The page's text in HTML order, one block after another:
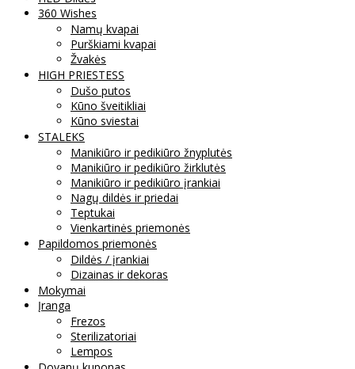
360 Wishes
Namų kvapai
Purškiami kvapai
Žvakės
HIGH PRIESTESS
Dušo putos
Kūno šveitikliai
Kūno sviestai
STALEKS
Manikiūro ir pedikiūro žnyplutės
Manikiūro ir pedikiūro žirklutės
Manikiūro ir pedikiūro įrankiai
Nagų dildės ir priedai
Teptukai
Vienkartinės priemonės
Papildomos priemonės
Dildės / įrankiai
Dizainas ir dekoras
Mokymai
Įranga
Frezos
Sterilizatoriai
Lempos